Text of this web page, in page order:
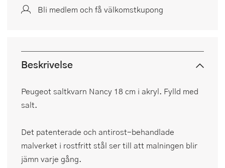
Bli medlem och få välkomstkupong
Beskrivelse
Peugeot saltkvarn Nancy 18 cm i akryl. Fylld med
salt.
Det patenterade och antirost-behandlade
malverket i rostfritt stål ser till att malningen blir
jämn varje gång.